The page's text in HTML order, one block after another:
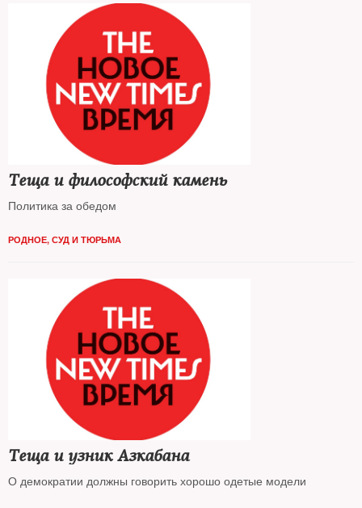
Теща и философский камень
Политика за обедом
РОДНОЕ, СУД И ТЮРЬМА
Теща и узник Азкабана
О демократии должны говорить хорошо одетые модели